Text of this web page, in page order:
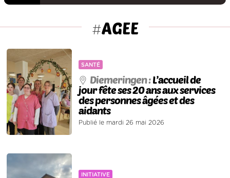
#AGEE
SANTÉ
Diemeringen :L’accueil de
jour fête ses 20 ans aux services
des personnes âgées et des
aidants
Publié le mardi 26 mai 2026
INITIATIVE